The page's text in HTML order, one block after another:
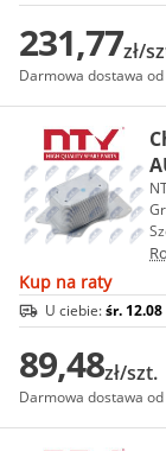
231,77zł/
Darmowa dostawa od
Kup na raty
U ciebie:śr. 12.08
89,48zł/szt.
Darmowa dostawa od